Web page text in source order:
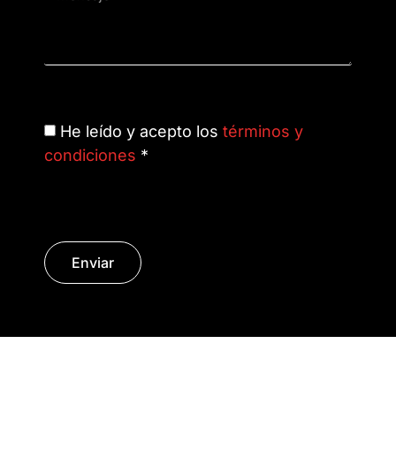
He leído y acepto los términos y
condiciones *
Enviar